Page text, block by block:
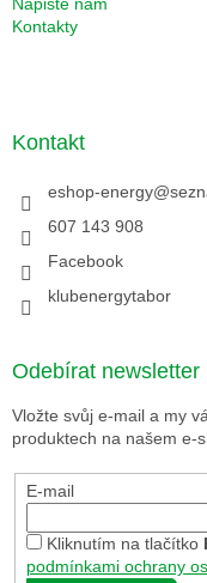
Kontakty
Kontakt
eshop-energy@
607 143 908
Facebook
klubenergytabor
Odebírat newsletter
Vložte svůj e-mail a my
produktech na našem e-
E-mail
Kliknutím na tlačítko
podmínkami ochrany